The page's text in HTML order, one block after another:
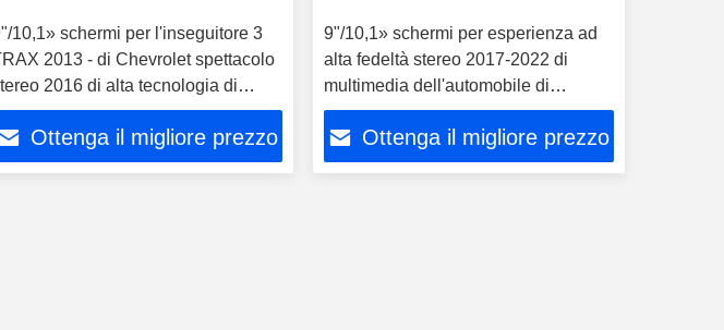
10,1» schermi per l'inseguitore 3
2013 - di Chevrolet spettacolo
2016 di alta tecnologia di
dell'automobile
Ottenga il migliore prezzo
9"/10,1» schermi per esperienza ad
alta fedeltà stereo 2017-2022 di
multimedia dell'automobile di
Chevrolet Trax audio
Ottenga il migliore prezzo